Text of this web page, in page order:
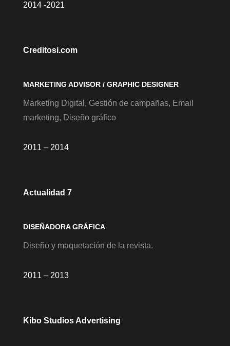
2014 -2021
Creditosi.com
MARKETING ADVISOR / GRAPHIC DESIGNER
Marketing Digital, Gestión de campañas, Email
marketing, Diseño gráfico
2011 – 2014
Actualidad 7
DISEÑADORA GRÁFICA
Diseño y maquetación de la revista.
2011 – 2013
Kibo Studios Advertising